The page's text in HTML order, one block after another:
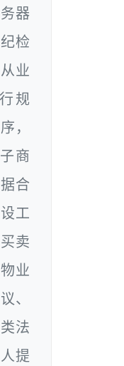
器
检
业
规
，
商
合
工
卖
业
、
法
提